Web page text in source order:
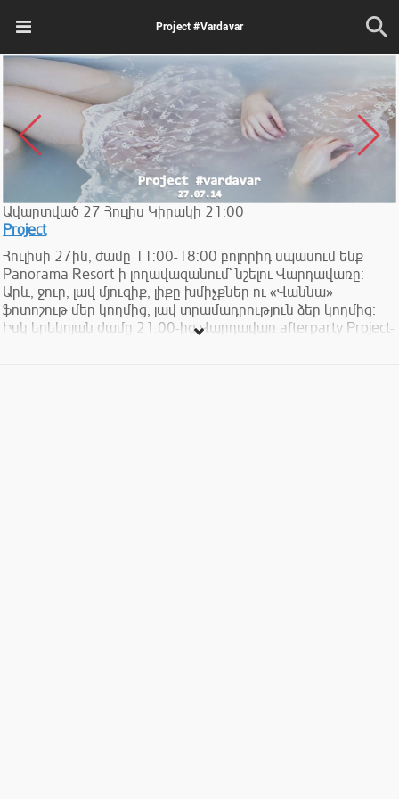
Project #Vardavar
Ավարտված 27 Հուլիս Կիրակի 21:00
Project
Հուլիսի 27ին, ժամը 11:00-18:00 բոլորիդ սպասում ենք
Panorama Resort-ի լողավազանում` նշելու Վարդավառը։
Արև, ջուր, լավ մյուզիք, լիքը խմիչքներ ու «Վաննա»
ֆոտոշութ մեր կողմից, լավ տրամադրություն ձեր կողմից։
Իսկ երեկոյան ժամը 21:00-ից Վարդավառ afterparty Project-